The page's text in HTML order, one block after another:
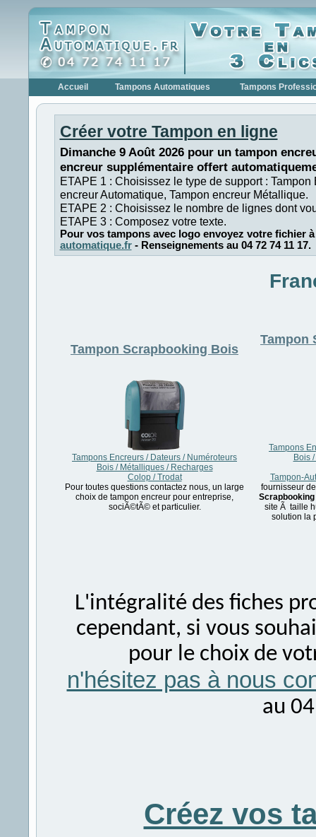
Accueil Tampons Automatiques Tampons
Créer votre Tampon en ligne
Dimanche 9 Août 2026 pour un tampon
encreur supplémentaire offert
ETAPE 1 : Choisissez le type de support : Tampon
encreur Automatique, Tampon encreur Métallique.
ETAPE 2 : Choisissez le nombre de lignes dont
ETAPE 3 : Composez votre texte.
Pour vos tampons avec logo envoyez votre fichier
automatique.fr- Renseignements au 04 72 74 11 17.
Tampon Scrapbooking Bois
Tampons Encreurs / Dateurs / Numéroteurs
Bois / Métalliques / Recharges
Colop / Trodat
Pour toutes questions contactez nous, un large
choix de tampon encreur pour entreprise,
sociÃ©tÃ© et particulier.
Tampon
Tampons
Bois
Tampon-
fournisseur
site Ã taille
solution la
L'intégralité des fiches
cependant, si vous
pour le choix de
n'hésitez pas à nous
au
Créez vos